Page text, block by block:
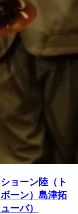
ョーン陸（ト
ーン）島津拓
ーバ）